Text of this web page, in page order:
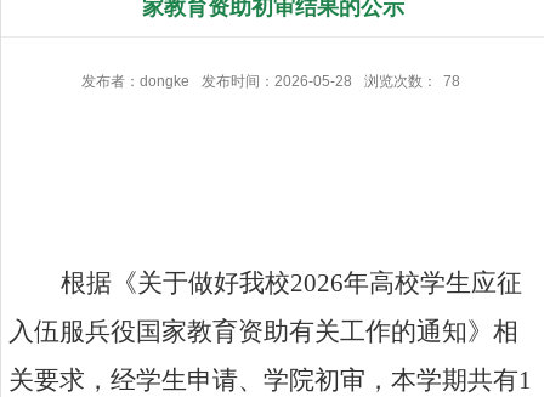
家教育资助初审结果的公示
发布者：dongke 发布时间：2026-05-28 浏览次数： 78
根据《关于做好我校2026年高校学生应征
入伍服兵役国家教育资助有关工作的通知》相
关要求， 经学生申请、 学院初审 ，本学期共有1